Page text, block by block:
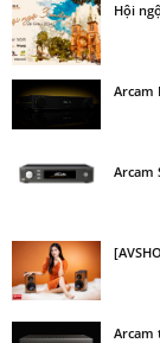
Hội
Arcam
Arcam
Arcam